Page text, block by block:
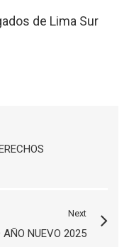
de Lima Sur
Next
AÑO NUEVO 2025